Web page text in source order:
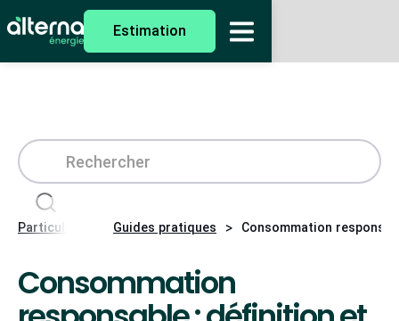
Estimation
Particuliers Guides pratiques > Consommation
Consommation